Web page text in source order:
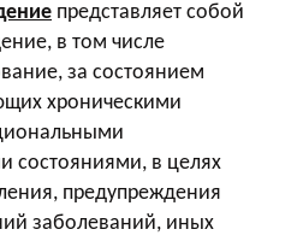
представляет собой
в том числе
за состоянием
хроническими
состояниями, в целях
предупреждения
заболеваний, иных